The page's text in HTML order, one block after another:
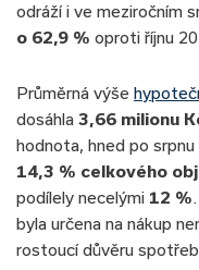
odráží i ve meziročním
o 62,9 % oproti říjnu
Průměrná výše
dosáhla 3,66 milionu
hodnota, hned po
14,3 % celkového
podílely necelými 12 %
byla určena na nákup
rostoucí důvěru